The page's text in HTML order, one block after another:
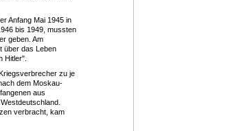
Anfang Mai 1945 in
bis 1949, mussten
geben. Am
über das Leben
Hitler".
zu je
dem Moskau-
aus
verbracht, kam